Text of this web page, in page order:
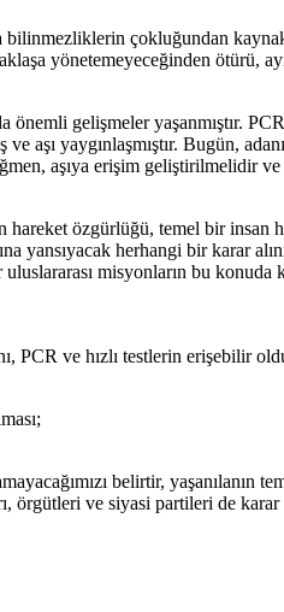
bilinmezliklerin çokluğundan
yönetemeyeceğinden
gelişmeler yaşanmıştır.
aşı yaygınlaşmıştır. Bugün,
aşıya erişim geliştirilmelidir
özgürlüğü, temel bir insan
yansıyacak herhangi bir karar
misyonların bu
PCR ve hızlı testlerin erişebilir
belirtir,
örgütleri ve siyasi partileri de